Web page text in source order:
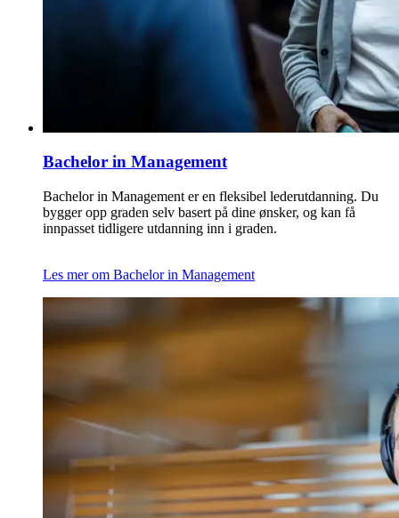
Bachelor in Management
Bachelor in Management er en fleksibel lederutdanning. Du
bygger opp graden selv basert på dine ønsker, og kan få
innpasset tidligere utdanning inn i graden.
Les mer om Bachelor in Management